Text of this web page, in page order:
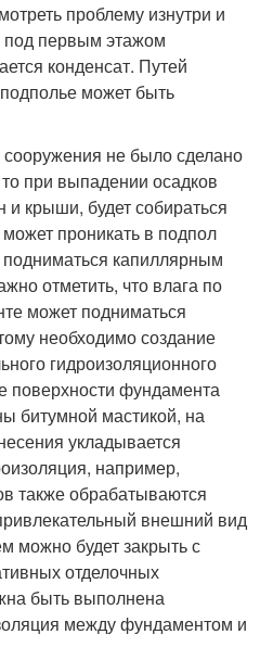
проблему изнутри и
под первым этажом
конденсат. Путей
может быть
сооружения не было сделано
при выпадении осадков
и крыши, будет собираться
проникать в подпол
капиллярным
отметить, что влага по
может подниматься
необходимо создание
гидроизоляционного
поверхности фундамента
битумной мастикой, на
укладывается
например,
также обрабатываются
внешний вид
можно будет закрыть с
отделочных
быть выполнена
между фундаментом и